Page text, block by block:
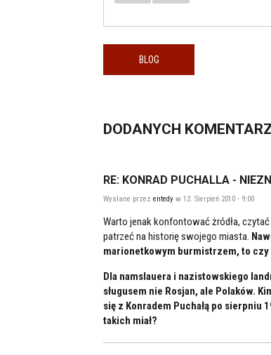
BLOG
DODANYCH
RE: KONRAD PUCHALLA -
Wysłane przez entedy w 12. Sierpień 2010 - 9:00
Warto jenak konfontować żródła,
patrzeć na historię swojego miasta.
marionetkowym burmistrzem, to
Dla namslauera i nazistowskiego
sługusem nie Rosjan, ale Polaków.
się z Konradem Puchałą po
takich miał?